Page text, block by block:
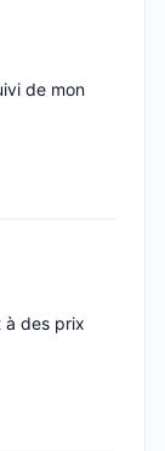
de mon
à des prix